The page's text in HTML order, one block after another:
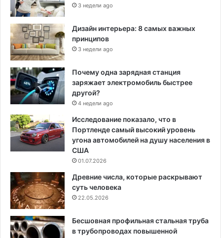
3 недели ago
Дизайн интерьера: 8 самых важных
принципов
3 недели ago
Почему одна зарядная станция
заряжает электромобиль быстрее
другой?
4 недели ago
Исследование показало, что в
Портленде самый высокий уровень
угона автомобилей на душу населения в
США
01.07.2026
Древние числа, которые раскрывают
суть человека
22.05.2026
Бесшовная профильная стальная труба
в трубопроводах повышенной